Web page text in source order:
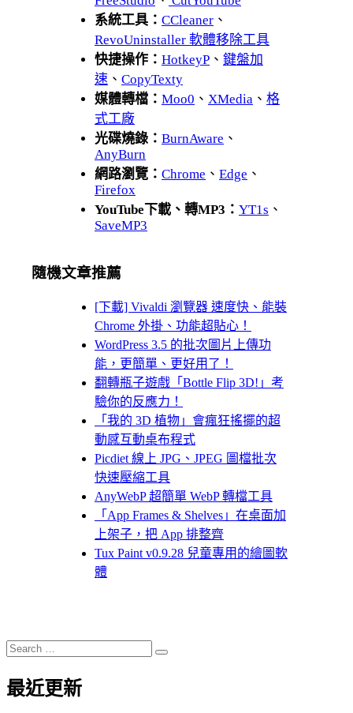
系統工具： CCleaner 、
RevoUninstaller 軟體移除工具
快捷操作： HotkeyP 、 鍵盤加
速 、 CopyTexty
媒體轉檔： Moo0 、 XMedia 、 格
式工廠
光碟燒錄： BurnAware 、
AnyBurn
網路瀏覽： Chrome 、 Edge 、
Firefox
YouTube下載、轉MP3： YT1s 、
SaveMP3
隨機文章推薦
[下載] Vivaldi 瀏覽器 速度快、能裝
Chrome 外掛、功能超貼心！
WordPress 3.5 的批次圖片上傳功
能，更簡單、更好用了！
翻轉瓶子遊戲「Bottle Flip 3D!」考
驗你的反應力！
「我的 3D 植物」會瘋狂搖擺的超
動感互動桌布程式
Picdiet 線上 JPG、JPEG 圖檔批次
快速壓縮工具
AnyWebP 超簡單 WebP 轉檔工具
「App Frames & Shelves」在桌面加
上架子，把 App 排整齊
Tux Paint v0.9.28 兒童專用的繪圖軟
體
Search
for:
Search
最近更新